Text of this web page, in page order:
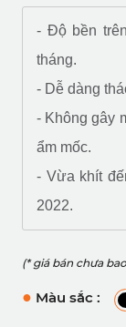
- Độ bền
tháng.
- Dễ dàng
- Không gây
ẩm mốc.
- Vừa khít
2022.
(* giá bán chưa
● Màu sắc :